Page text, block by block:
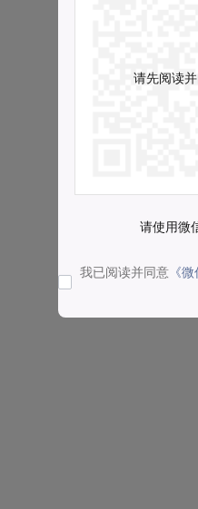
请先阅读
请使用微
我已阅读并同意 《